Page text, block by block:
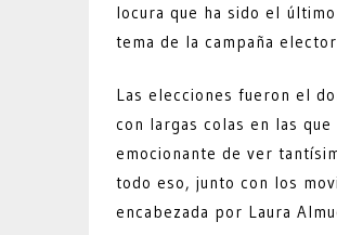
locura que ha sido el
tema de la campaña
Las elecciones fueron el
con largas colas en las
emocionante de ver
todo eso, junto con los
encabezada por Laura